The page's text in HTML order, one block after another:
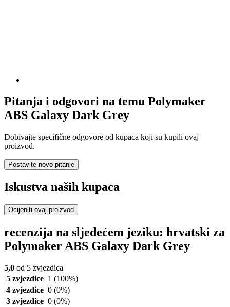
Pitanja i odgovori na temu Polymaker
ABS Galaxy Dark Grey
Dobivajte specifične odgovore od kupaca koji su kupili ovaj
proizvod.
Postavite novo pitanje
Iskustva naših kupaca
Ocijeniti ovaj proizvod
recenzija na sljedećem jeziku: hrvatski za
Polymaker ABS Galaxy Dark Grey
5,0 od 5 zvjezdica
5 zvjezdice 1 (100%)
4 zvjezdice 0 (0%)
3 zvjezdice 0 (0%)